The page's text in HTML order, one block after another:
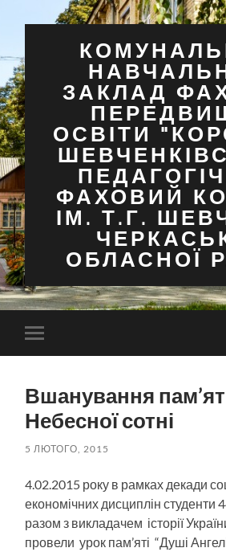
ЗАКЛАД
ОСВІТИ
ФАХОВИЙ
ІМ. Т.Г.
ОБЛАСНОЇ
Перемкнути
мобільне
Вшанування
Небесної сотні
5 ЛЮТОГО, 2015
4.02.2015 року в рамках декади
економічних дисциплін студенти
разом з викладачем історії
провели урок пам’яті “Душі